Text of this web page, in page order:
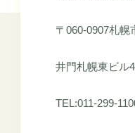
〒060-0907札幌
井門札幌東ビル
TEL:011-299-